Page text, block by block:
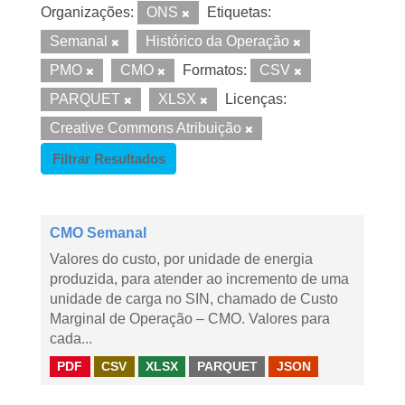
Organizações: ONS
Etiquetas:
Semanal
Histórico da Operação
PMO
CMO Formatos:
CSV
PARQUET
XLSX
Licenças:
Creative Commons Atribuição
Filtrar Resultados
CMO Semanal
Valores do custo, por unidade de energia
produzida, para atender ao incremento de uma
unidade de carga no SIN, chamado de Custo
Marginal de Operação – CMO. Valores para
cada...
PDF CSV XLSX PARQUET JSON